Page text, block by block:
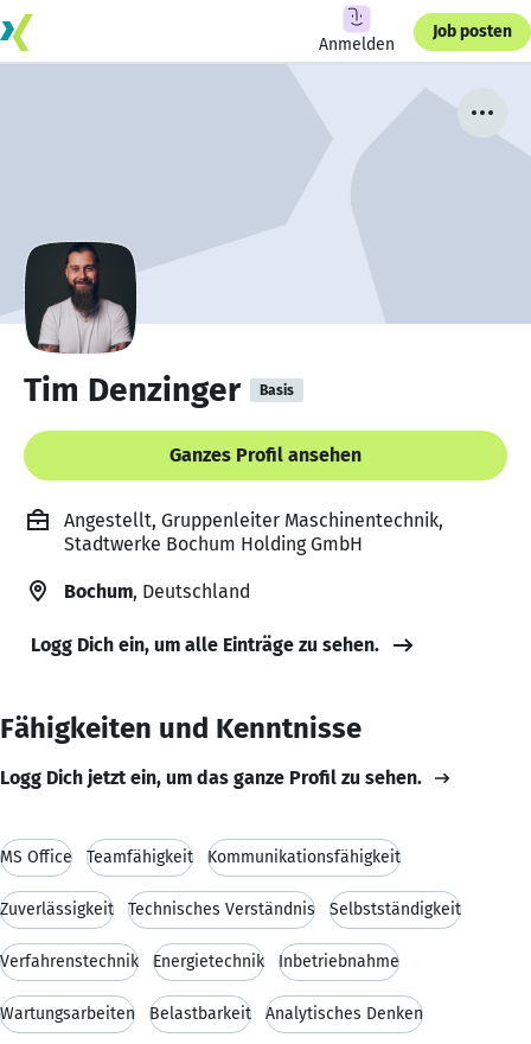
Anmelden
Job posten
Tim Denzinger Basis
Ganzes Profil ansehen
Angestellt, Gruppenleiter Maschinentechnik,
Stadtwerke Bochum Holding GmbH
Bochum, Deutschland
Logg Dich ein, um alle Einträge zu sehen.
Fähigkeiten und Kenntnisse
Logg Dich jetzt ein, um das ganze Profil zu sehen.
MS Office Teamfähigkeit Kommunikationsfähigkeit
Zuverlässigkeit Technisches Verständnis Selbstständigkeit
Verfahrenstechnik Energietechnik Inbetriebnahme
Wartungsarbeiten Belastbarkeit Analytisches Denken